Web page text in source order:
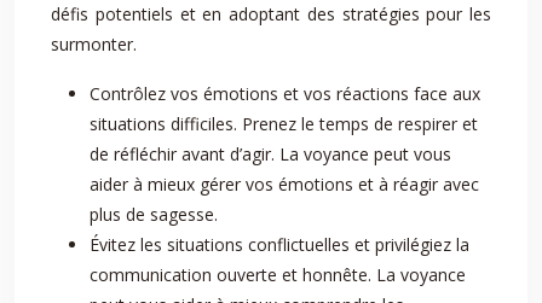
défis potentiels et en adoptant des stratégies pour les
surmonter.
Contrôlez vos émotions et vos réactions face aux
situations difficiles. Prenez le temps de respirer et
de réfléchir avant d’agir. La voyance peut vous
aider à mieux gérer vos émotions et à réagir avec
plus de sagesse.
Évitez les situations conflictuelles et privilégiez la
communication ouverte et honnête. La voyance